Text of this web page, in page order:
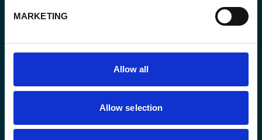
MARKETING
Allow all
Allow selection
dans un État de droit et ont la liberté de s’épanouir
Nos actions